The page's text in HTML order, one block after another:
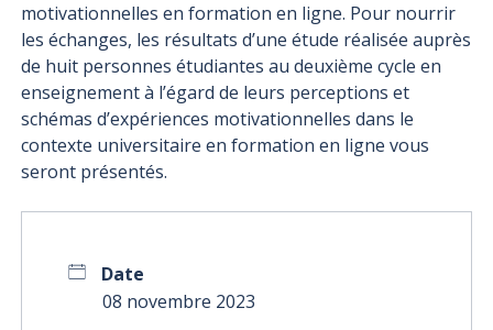
motivationnelles en formation en ligne. Pour nourrir
les échanges, les résultats d’une étude réalisée auprès
de huit personnes étudiantes au deuxième cycle en
enseignement à l’égard de leurs perceptions et
schémas d’expériences motivationnelles dans le
contexte universitaire en formation en ligne vous
seront présentés.
Date
08 novembre 2023